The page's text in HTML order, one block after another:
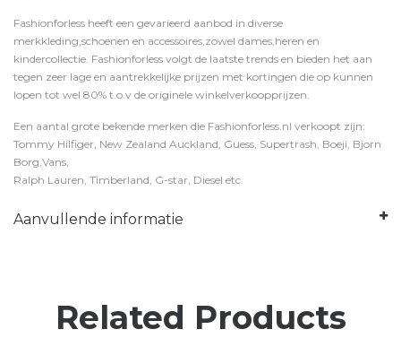
Fashionforless heeft een gevarieerd aanbod in diverse
merkkleding,schoenen en accessoires,zowel dames,heren en
kindercollectie. Fashionforless volgt de laatste trends en bieden het aan
tegen zeer lage en aantrekkelijke prijzen met kortingen die op kunnen
lopen tot wel 80% t.o.v de originele winkelverkoopprijzen.
Een aantal grote bekende merken die Fashionforless.nl verkoopt zijn:
Tommy Hilfiger, New Zealand Auckland, Guess, Supertrash, Boeji, Bjorn
Borg,Vans,
Ralph Lauren, Timberland, G-star, Diesel etc.
Aanvullende informatie
Related Products